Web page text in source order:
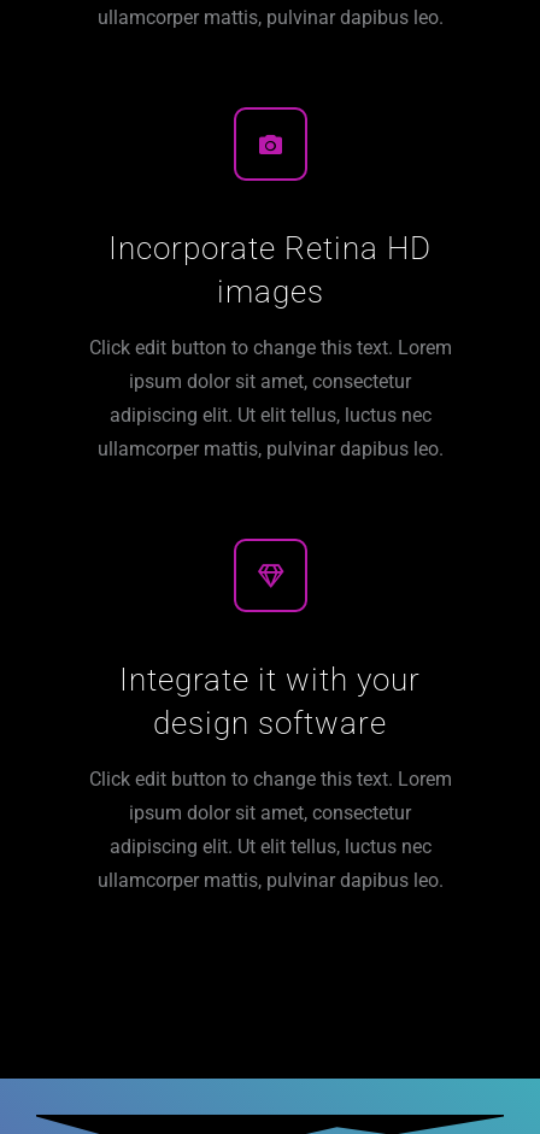
ullamcorper mattis, pulvinar dapibus leo.
Incorporate Retina HD
images
Click edit button to change this text. Lorem
ipsum dolor sit amet, consectetur
adipiscing elit. Ut elit tellus, luctus nec
ullamcorper mattis, pulvinar dapibus leo.
Integrate it with your
design software
Click edit button to change this text. Lorem
ipsum dolor sit amet, consectetur
adipiscing elit. Ut elit tellus, luctus nec
ullamcorper mattis, pulvinar dapibus leo.